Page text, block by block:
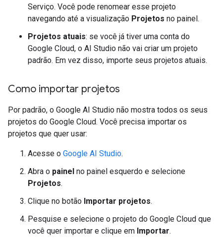
Serviço. Você pode renomear esse projeto
navegando até a visualização Projetos no painel.
Projetos atuais: se você já tiver uma conta do
Google Cloud, o AI Studio não vai criar um projeto
padrão. Em vez disso, importe seus projetos atuais.
Como importar projetos
Por padrão, o Google AI Studio não mostra todos os seus
projetos do Google Cloud. Você precisa importar os
projetos que quer usar:
Acesse o Google AI Studio.
Abra o painel no painel esquerdo e selecione
Projetos.
Clique no botão Importar projetos.
Pesquise e selecione o projeto do Google Cloud que
você quer importar e clique em Importar.